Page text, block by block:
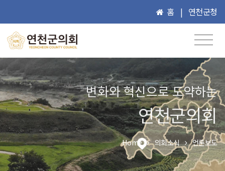
홈 | 연천군청
변화와 혁신으로 도약하는
연천군의회
Home 의회소식 언론보도